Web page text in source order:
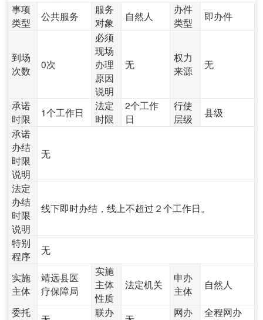
事项
类型
公共服务
服务
对象
自然人
办件
类型
即办件
到场
次数
0次
必须
现场
办理
原因
说明
无
权力
来源
无
承诺
时限
1个工作日
法定
时限
2个工作
日
行使
层级
县级
承诺
办结
时限
说明
无
法定
办结
时限
说明
线下即时办结，线上不超过２个工作日。
特别
程序
无
实施
主体
靖远县医
疗保障局
实施
主体
性质
法定机关
申办
主体
自然人
委托
联办
网办
全程网办